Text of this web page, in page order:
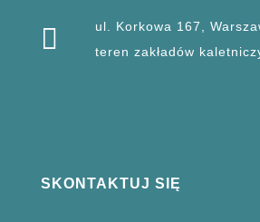
ul. Korkowa 167,
teren zakładów
SKONTAKTUJ SIĘ